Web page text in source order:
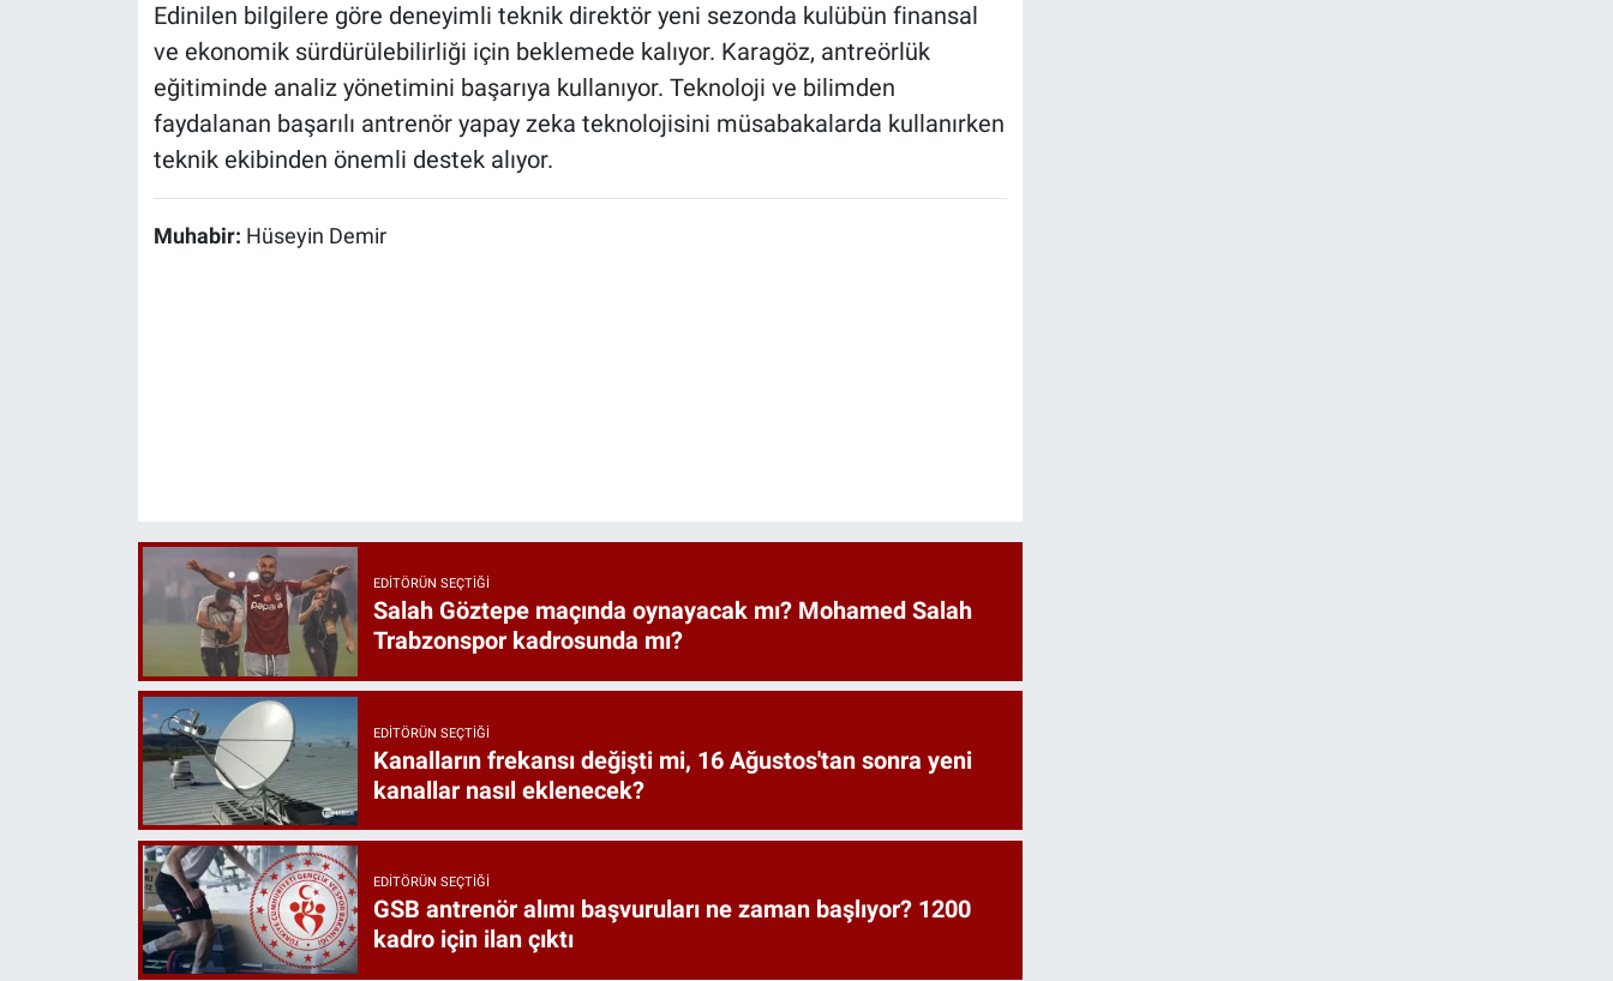
Edinilen bilgilere göre deneyimli teknik direktör yeni sezonda kulübün finansal
ve ekonomik sürdürülebilirliği için beklemede kalıyor. Karagöz, antreörlük
eğitiminde analiz yönetimini başarıya kullanıyor. Teknoloji ve bilimden
faydalanan başarılı antrenör yapay zeka teknolojisini müsabakalarda kullanırken
teknik ekibinden önemli destek alıyor.
Muhabir: Hüseyin Demir
EDITÖRÜN SEÇTIĞI
Salah Göztepe maçında oynayacak mı? Mohamed Salah
Trabzonspor kadrosunda mı?
EDITÖRÜN SEÇTIĞI
Kanalların frekansı değişti mi, 16 Ağustos'tan sonra yeni
kanallar nasıl eklenecek?
EDITÖRÜN SEÇTIĞI
GSB antrenör alımı başvuruları ne zaman başlıyor? 1200
kadro için ilan çıktı